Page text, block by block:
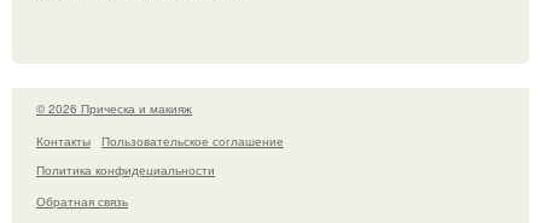
© 2026 Прическа и макияж
Контакты
Пользовательское соглашение
Политика конфидециальности
Обратная связь